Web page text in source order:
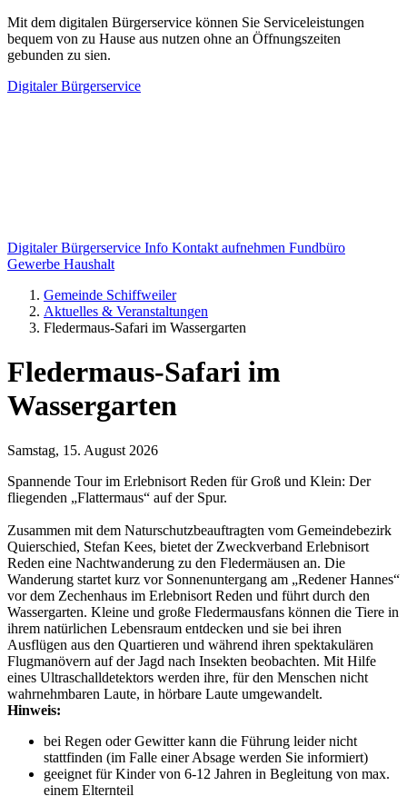
Mit dem digitalen Bürgerservice können Sie Serviceleistungen
bequem von zu Hause aus nutzen ohne an Öffnungszeiten
gebunden zu sien.
Digitaler Bürgerservice
Digitaler Bürgerservice Info Kontakt aufnehmen Fundbüro
Gewerbe Haushalt
Gemeinde Schiffweiler
Aktuelles & Veranstaltungen
Fledermaus-Safari im Wassergarten
Fledermaus-Safari im
Wassergarten
Samstag, 15. August 2026
Spannende Tour im Erlebnisort Reden für Groß und Klein: Der
fliegenden „Flattermaus“ auf der Spur.
Zusammen mit dem Naturschutzbeauftragten vom Gemeindebezirk
Quierschied, Stefan Kees, bietet der Zweckverband Erlebnisort
Reden eine Nachtwanderung zu den Fledermäusen an. Die
Wanderung startet kurz vor Sonnenuntergang am „Redener Hannes“
vor dem Zechenhaus im Erlebnisort Reden und führt durch den
Wassergarten. Kleine und große Fledermausfans können die Tiere in
ihrem natürlichen Lebensraum entdecken und sie bei ihren
Ausflügen aus den Quartieren und während ihren spektakulären
Flugmanövern auf der Jagd nach Insekten beobachten. Mit Hilfe
eines Ultraschalldetektors werden ihre, für den Menschen nicht
wahrnehmbaren Laute, in hörbare Laute umgewandelt.
Hinweis:
bei Regen oder Gewitter kann die Führung leider nicht
stattfinden (im Falle einer Absage werden Sie informiert)
geeignet für Kinder von 6-12 Jahren in Begleitung von max.
einem Elternteil